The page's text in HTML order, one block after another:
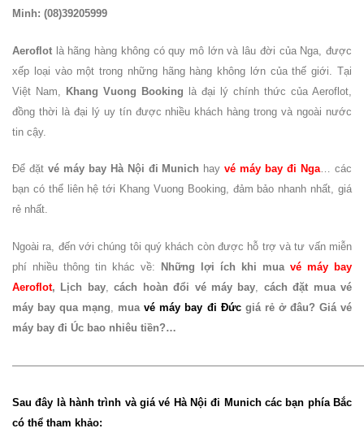
Minh: (08)39205999
Aeroflot là hãng hàng không có quy mô lớn và lâu đời của Nga, được
xếp loại vào một trong những hãng hàng không lớn của thế giới. Tại
Việt Nam, Khang Vuong Booking là đại lý chính thức của Aeroflot,
đồng thời là đại lý uy tín được nhiều khách hàng trong và ngoài nước
tin cậy.
Để đặt vé máy bay Hà Nội đi Munich hay vé máy bay đi Nga… các
bạn có thể liên hệ tới Khang Vuong Booking, đảm bảo nhanh nhất, giá
rẻ nhất.
Ngoài ra, đến với chúng tôi quý khách còn được hỗ trợ và tư vấn miễn
phí nhiều thông tin khác về:
Những lợi ích khi muavé máy bay
Aeroflot, Lịch bay,cách hoàn đổi vé máy bay, cách đặt mua vé
máy bay qua mạng, muavé máy bay đi Đức giá rẻ ở đâu? Giá vé
máy bay đi Úc bao nhiêu tiền?…
Sau đây là hành trình và giá vé Hà Nội đi Munich các bạn phía Bắc
có thể tham khảo: